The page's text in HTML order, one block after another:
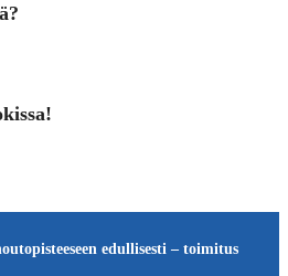
edullisesti – toimitus